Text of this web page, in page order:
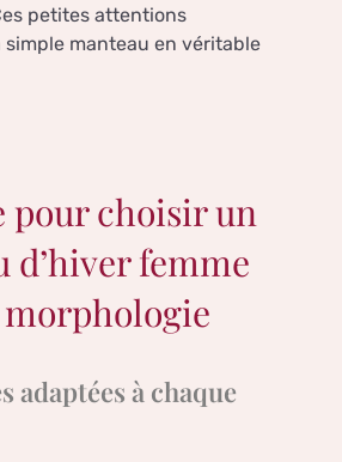
petites attentions
manteau en véritable
pour choisir un
d’hiver femme
morphologie
adaptées à chaque